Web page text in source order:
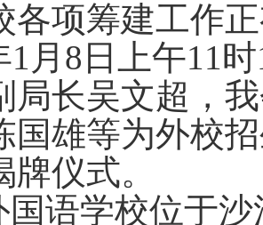
各项筹建工作
1月8日
上午11
局长吴文超，
国雄等为外校
仪式。
国语学校位于